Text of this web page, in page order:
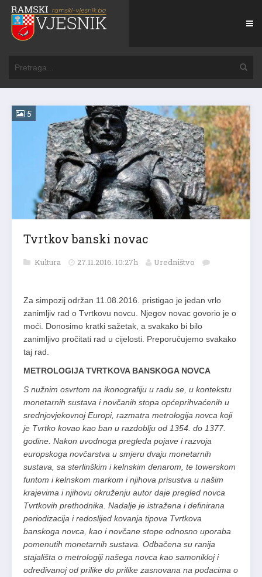
5
Tvrtkov banski novac
Kultura 27.11.2016. 10:27h Uredništvo
Za simpozij održan 11.08.2016. pristigao je jedan vrlo
zanimljiv rad o Tvrtkovu novcu. Njegov novac govorio je o
moći. Donosimo kratki sažetak, a svakako bi bilo
zanimljivo pročitati rad u cijelosti. Preporučujemo svakako
taj rad.
METROLOGIJA TVRTKOVA BANSKOGA NOVCA
S nužnim osvrtom na ikonografiju u radu se, u kontekstu
monetarnih sustava i novčanih stopa općeprihvaćenih u
srednjovjekovnoj Europi, razmatra metrologija novca koji
je Tvrtko kovao kao ban u razdoblju od 1354. do 1377.
godine. Nakon uvodnoga pregleda pojave i razvoja
europskoga novčarstva u smjeru dvaju monetarnih
sustava, sa sterlinškim i kelnskim denarom, te towerskom
funtom i kelnskom markom i njihova prisustva u našim
krajevima i njihovu okruženju autor daje pregled novca
Tvrtkovih prethodnika. Nadalje je istražena i definirana
periodizacija i redoslijed kovanja tipova Tvrtkova
banskoga novca, kao i novčane stope odnosno uporaba
pomenutih monetarnih sustava. Odbačena su ranija
stajališta o metrologiji našega novca kao samonikloj i
određivanoj od prilike do prilike zasnovana na podacima o